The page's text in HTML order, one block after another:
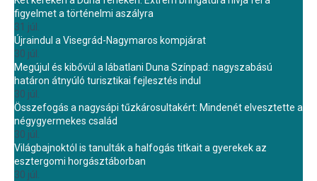
figyelmet a történelmi aszályra
31 júl.
Újraindul a Visegrád-Nagymaros kompjárat
30 júl.
Megújul és kibővül a lábatlani Duna Színpad: nagyszabású
határon átnyúló turisztikai fejlesztés indul
30 júl.
Összefogás a nagysápi tűzkárosultakért: Mindenét elvesztette a
négygyermekes család
30 júl.
Világbajnoktól is tanulták a halfogás titkait a gyerekek az
esztergomi horgásztáborban
30 júl.